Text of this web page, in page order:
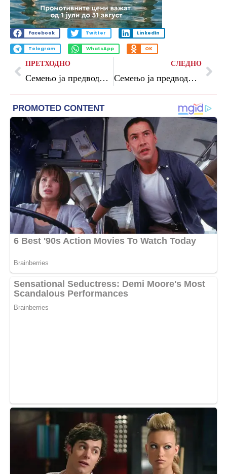
Facebook Twitter LinkedIn
Telegram WhatsApp OK
ПРЕТХОДНО
Семењо ја предводи Гана, отпадна Кудус
СЛЕДНО
Семењо ја предводи Гана, Кудус отпадна